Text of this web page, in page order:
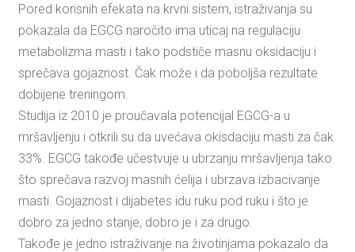
Pored korisnih efekata na krvni sistem, istraživanja su
pokazala da EGCG naročito ima uticaj na regulaciju
metabolizma masti i tako podstiče masnu oksidaciju i
sprečava gojaznost. Čak može i da poboljša rezultate
dobijene treningom.
Studija iz 2010 je proučavala potencijal EGCG-a u
mršavljenju i otkrili su da uvećava okisdaciju masti za čak
33%. EGCG takođe učestvuje u ubrzanju mršavljenja tako
što sprečava razvoj masnih ćelija i ubrzava izbacivanje
masti. Gojaznost i dijabetes idu ruku pod ruku i što je
dobro za jedno stanje, dobro je i za drugo.
Takođe je jedno istraživanje na životinjama pokazalo da